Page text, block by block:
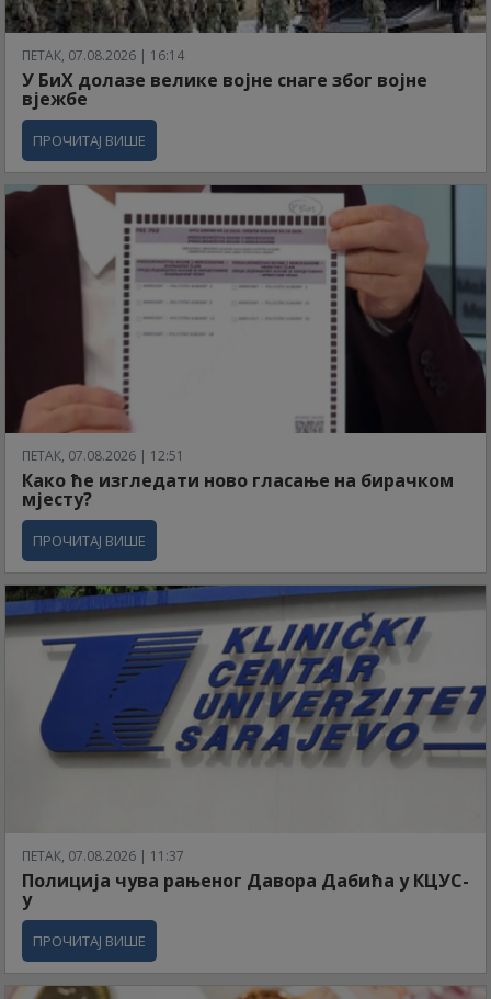
ПЕТАК, 07.08.2026 | 16:14
У БиХ долазе велике војне снаге због војне
вјежбе
ПРОЧИТАЈ ВИШЕ
ПЕТАК, 07.08.2026 | 12:51
Како ће изгледати ново гласање на бирачком
мјесту?
ПРОЧИТАЈ ВИШЕ
ПЕТАК, 07.08.2026 | 11:37
Полиција чува рањеног Давора Дабића у КЦУС-
у
ПРОЧИТАЈ ВИШЕ